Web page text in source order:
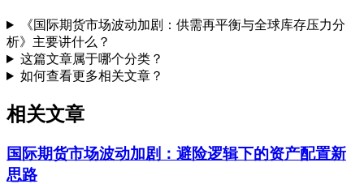
《国际期货市场波动加剧：供需再平衡与全球库存压力分
析》主要讲什么？
这篇文章属于哪个分类？
如何查看更多相关文章？
相关文章
国际期货市场波动加剧：避险逻辑下的资产配置新
思路